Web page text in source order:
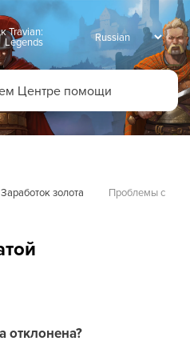
Travian:
Legends
Заработок золота
Проблемы с
отклонена?